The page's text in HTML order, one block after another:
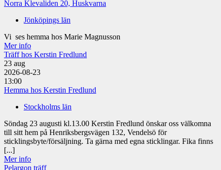
Norra Klevaliden 20, Huskvarna
Jönköpings län
Vi ses hemma hos Marie Magnusson
Mer info
Träff hos Kerstin Fredlund
23 aug
2026-08-23
13:00
Hemma hos Kerstin Fredlund
Stockholms län
Söndag 23 augusti kl.13.00 Kerstin Fredlund önskar oss välkomna
till sitt hem på Henriksbergsvägen 132, Vendelsö för
sticklingsbyte/försäljning. Ta gärna med egna sticklingar. Fika finns
[...]
Mer info
Pelargon träff